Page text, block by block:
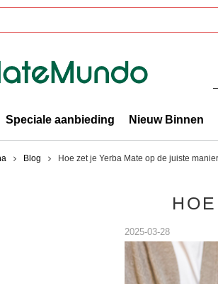
Speciale aanbieding Nieuw Binnen
Blog Hoe zet je Yerba Mate op de juiste
2025-03-28